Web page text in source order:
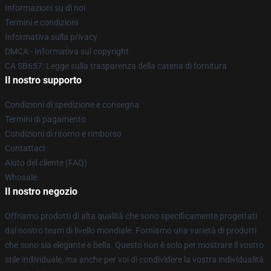
Informazioni su di noi
Termini e condizioni
Informativa sulla privacy
DMCA - Informativa sul copyright
CA SB657: Legge sulla trasparenza della catena di fornitura
Il nostro supporto
Condizioni di spedizione e consegna
Termini di pagamento
Condizioni di ritorno e rimborso
Contattaci
Aiuto del cliente (FAQ)
Whosale
Il nostro negozio
Offriamo prodotti di alta qualità che sono specificamente progettati
dal nostro team di livello mondiale. Forniamo una varietà di prodotti
che sono sia elegante e bella. Questo non è solo per mostrare il vostro
stile individuale, ma anche per voi di condividere la vostra individualità